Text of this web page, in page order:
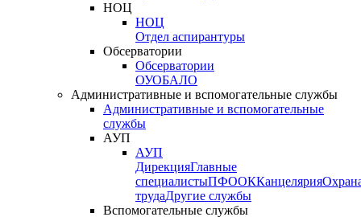
НОЦ
НОЦ
Отдел аспирантуры
Обсерватории
Обсерватории
ОУОБАЛО
Административные и вспомогательные службы
Административные и вспомогательные
службы
АУП
АУП
ДирекцияГлавные
специалистыПФООККанцелярия
трудаДругие службы
Вспомогательные службы